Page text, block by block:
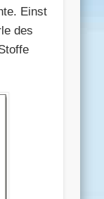
Einst
des